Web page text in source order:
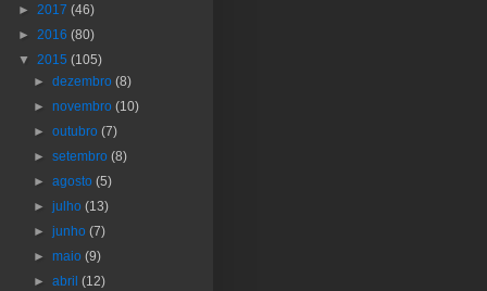
► 2017 (46)
► 2016 (80)
▼ 2015 (105)
►dezembro(8)
►novembro(10)
►outubro(7)
►setembro(8)
►agosto(5)
►julho(13)
►junho(7)
►maio(9)
►abril(12)